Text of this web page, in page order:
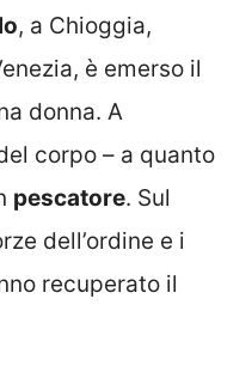
, a Chioggia,
è emerso il
donna. A
corpo – a quanto
pescatore. Sul
dell’ordine e i
recuperato il